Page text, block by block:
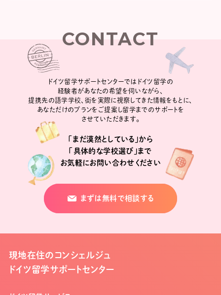
CONTACT
ドイツ留学サポートセンターではドイツ留学の
経験者があなたの希望を伺いながら、
提携先の語学学校、街を実際に視察してきた情報をもとに、
あなただけのプランをご提案し留学までのサポートを
させていただきます。
「まだ漠然としている」から
「具体的な学校選び」まで
お気軽にお問い合わせください
まずは無料で相談する
現地在住のコンシェルジュ
ドイツ留学サポートセンター